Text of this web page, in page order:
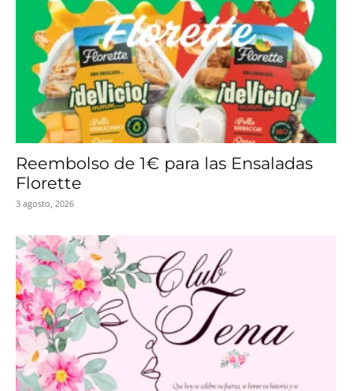
Reembolso de 1€ para las Ensaladas
Florette
3 agosto, 2026